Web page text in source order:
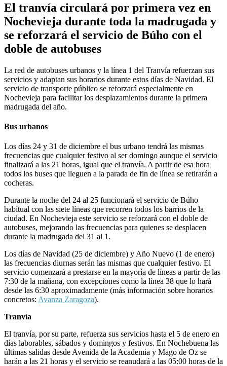
El tranvía circulará por primera vez en
Nochevieja durante toda la madrugada y
se reforzará el servicio de Búho con el
doble de autobuses
La red de autobuses urbanos y la línea 1 del Tranvía refuerzan sus
servicios y adaptan sus horarios durante estos días de Navidad. El
servicio de transporte público se reforzará especialmente en
Nochevieja para facilitar los desplazamientos durante la primera
madrugada del año.
Bus urbanos
Los días 24 y 31 de diciembre el bus urbano tendrá las mismas
frecuencias que cualquier festivo al ser domingo aunque el servicio
finalizará a las 21 horas, igual que el tranvía. A partir de esa hora
todos los buses que lleguen a la parada de fin de línea se retirarán a
cocheras.
Durante la noche del 24 al 25 funcionará el servicio de Búho
habitual con las siete líneas que recorren todos los barrios de la
ciudad. En Nochevieja este servicio se reforzará con el doble de
autobuses, mejorando las frecuencias para quienes se desplacen
durante la madrugada del 31 al 1.
Los días de Navidad (25 de diciembre) y Año Nuevo (1 de enero)
las frecuencias diurnas serán las mismas que cualquier festivo. El
servicio comenzará a prestarse en la mayoría de líneas a partir de las
7:30 de la mañana, con excepciones como la línea 38 que lo hará
desde las 6:30 aproximadamente (más información sobre horarios
concretos: Avanza Zaragoza).
Tranvía
El tranvía, por su parte, refuerza sus servicios hasta el 5 de enero en
días laborables, sábados y domingos y festivos. En Nochebuena las
últimas salidas desde Avenida de la Academia y Mago de Oz se
harán a las 21 horas y el servicio se reanudará a las 05:00 horas de la